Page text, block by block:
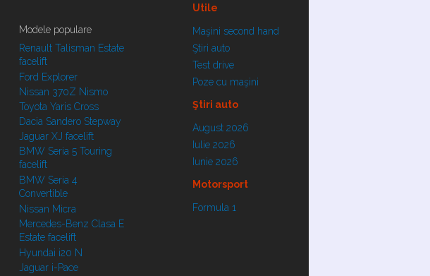
Utile
Modele populare
Renault Talisman Estate
facelift
Ford Explorer
Nissan 370Z Nismo
Toyota Yaris Cross
Dacia Sandero Stepway
Jaguar XJ facelift
BMW Seria 5 Touring
facelift
BMW Seria 4
Convertible
Nissan Micra
Mercedes-Benz Clasa E
Estate facelift
Hyundai i20 N
Jaguar i-Pace
Maşini second hand
Ştiri auto
Test drive
Poze cu maşini
Ştiri auto
August 2026
Iulie 2026
Iunie 2026
Motorsport
Formula 1